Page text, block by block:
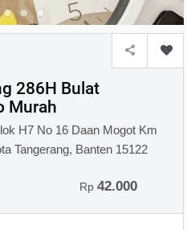
286H Bulat
Murah
H7 No 16 Daan Mogot Km
Tangerang, Banten 15122
Rp42.000